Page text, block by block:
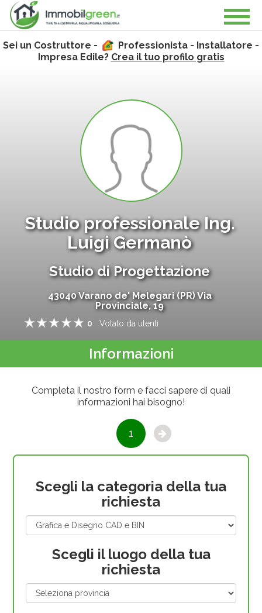
Sei un Costruttore -
Professionista - Installatore -
Impresa Edile? Crea il tuo profilo gratis
Studio professionale Ing.
Luigi Germanò
Studio di Progettazione
43040Varano de' Melegari(PR)Via
Provinciale, 19
0 Votato da utenti
Informazioni
Completa il nostro form e facci sapere di quali
informazioni hai bisogno!
1
Scegli la categoria della tua
richiesta
Scegli il luogo della tua
richiesta